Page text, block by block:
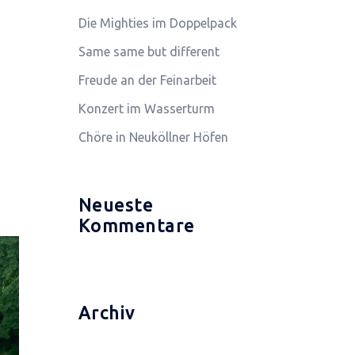
Die Mighties im Doppelpack
Same same but different
Freude an der Feinarbeit
Konzert im Wasserturm
Chöre in Neuköllner Höfen
Neueste
Kommentare
Archiv